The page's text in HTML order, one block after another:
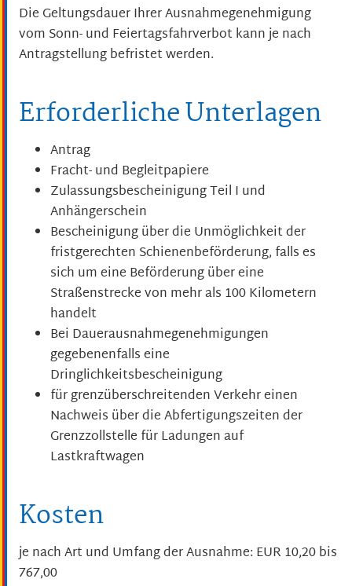
Die Geltungsdauer Ihrer Ausnahmegenehmigung
vom Sonn- und Feiertagsfahrverbot kann je nach
Antragstellung befristet werden.
Erforderliche Unterlagen
Antrag
Fracht- und Begleitpapiere
Zulassungsbescheinigung Teil I und
Anhängerschein
Bescheinigung über die Unmöglichkeit der
fristgerechten Schienenbeförderung, falls es
sich um eine Beförderung über eine
Straßenstrecke von mehr als 100 Kilometern
handelt
Bei Dauerausnahmegenehmigungen
gegebenenfalls eine
Dringlichkeitsbescheinigung
für grenzüberschreitenden Verkehr einen
Nachweis über die Abfertigungszeiten der
Grenzzollstelle für Ladungen auf
Lastkraftwagen
Kosten
je nach Art und Umfang der Ausnahme: EUR 10,20 bis
767,00